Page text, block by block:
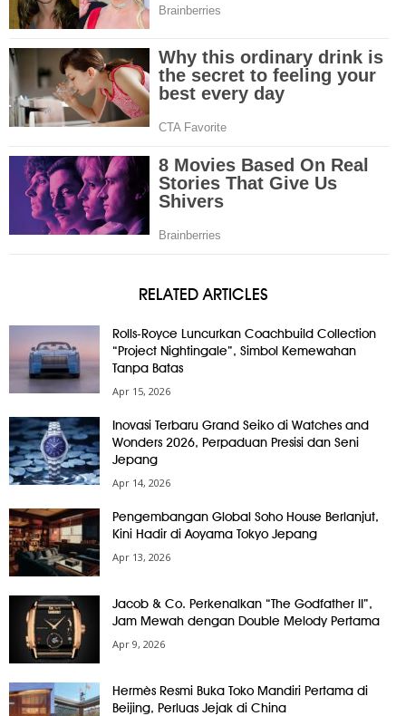
RELATED ARTICLES
Rolls-Royce Luncurkan Coachbuild Collection
“Project Nightingale”, Simbol Kemewahan
Tanpa Batas
Apr 15, 2026
Inovasi Terbaru Grand Seiko di Watches and
Wonders 2026, Perpaduan Presisi dan Seni
Jepang
Apr 14, 2026
Pengembangan Global Soho House Berlanjut,
Kini Hadir di Aoyama Tokyo Jepang
Apr 13, 2026
Jacob & Co. Perkenalkan “The Godfather II”,
Jam Mewah dengan Double Melody Pertama
Apr 9, 2026
Hermès Resmi Buka Toko Mandiri Pertama di
Beijing, Perluas Jejak di China